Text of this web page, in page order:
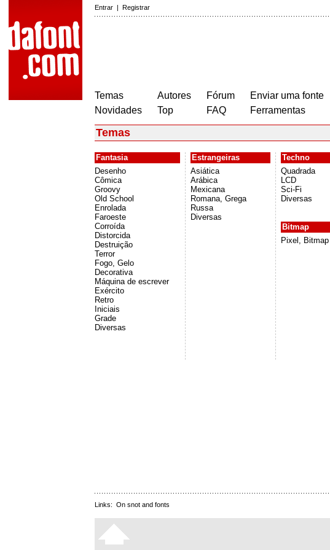
Entrar | Registrar
Temas
Novidades
Autores
Top
Fórum
FAQ
Enviar uma fonte
Ferramentas
Temas
Fantasia
Desenho
Cômica
Groovy
Old School
Enrolada
Faroeste
Corroída
Distorcida
Destruição
Terror
Fogo, Gelo
Decorativa
Máquina de escrever
Exército
Retro
Iniciais
Grade
Diversas
Estrangeiras
Asiática
Arábica
Mexicana
Romana, Grega
Russa
Diversas
Techno
Quadrada
LCD
Sci-Fi
Diversas
Bitmap
Pixel, Bitmap
Links: On snot and fonts